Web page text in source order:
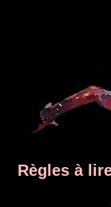
Règles à